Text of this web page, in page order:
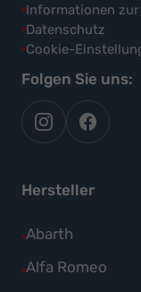
Informationen
Datenschutz
Cookie-
Folgen Sie uns:
autoflex
auf
auf
Hersteller
Abarth
Alle
Fahrzeuge
Alfa Romeo
Alle